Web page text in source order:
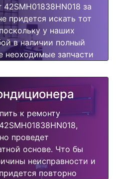
за
придется искать тот
у наших
в наличии полный
неоходимые запчасти
недорого.
к ремонту
проведет
основе. Что бы
неисправности и
повторно